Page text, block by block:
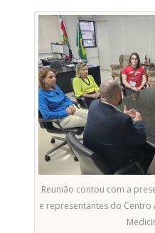
Reunião contou com a
e representantes do